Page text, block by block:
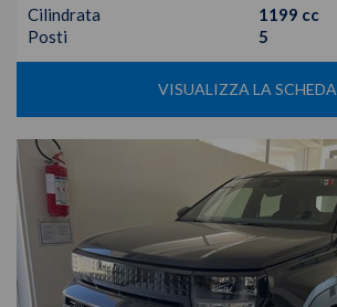
Cilindrata
1199 cc
Posti
5
VISUALIZZA LA SCHEDA